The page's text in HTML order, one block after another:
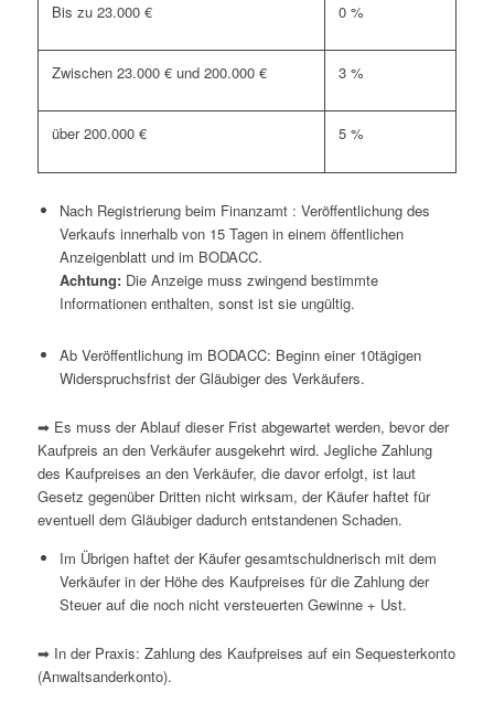
Bis zu 23.000 € 0 %
Zwischen 23.000 € und 200.000 € 3 %
über 200.000 € 5 %
Nach Registrierung beim Finanzamt : Veröffentlichung des
Verkaufs innerhalb von 15 Tagen in einem öffentlichen
Anzeigenblatt und im BODACC.
Achtung:Die Anzeige muss zwingend bestimmte
Informationen enthalten, sonst ist sie ungültig.
Ab Veröffentlichung im BODACC: Beginn einer 10tägigen
Widerspruchsfrist der Gläubiger des Verkäufers.
➡ Es muss der Ablauf dieser Frist abgewartet werden, bevor der
Kaufpreis an den Verkäufer ausgekehrt wird. Jegliche Zahlung
des Kaufpreises an den Verkäufer, die davor erfolgt, ist laut
Gesetz gegenüber Dritten nicht wirksam, der Käufer haftet für
eventuell dem Gläubiger dadurch entstandenen Schaden.
Im Übrigen haftet der Käufer gesamtschuldnerisch mit dem
Verkäufer in der Höhe des Kaufpreises für die Zahlung der
Steuer auf die noch nicht versteuerten Gewinne + Ust.
➡ In der Praxis: Zahlung des Kaufpreises auf ein Sequesterkonto
(Anwaltsanderkonto).